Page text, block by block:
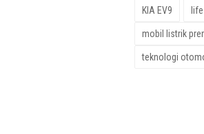
KIA EV9
mobil listrik
teknologi